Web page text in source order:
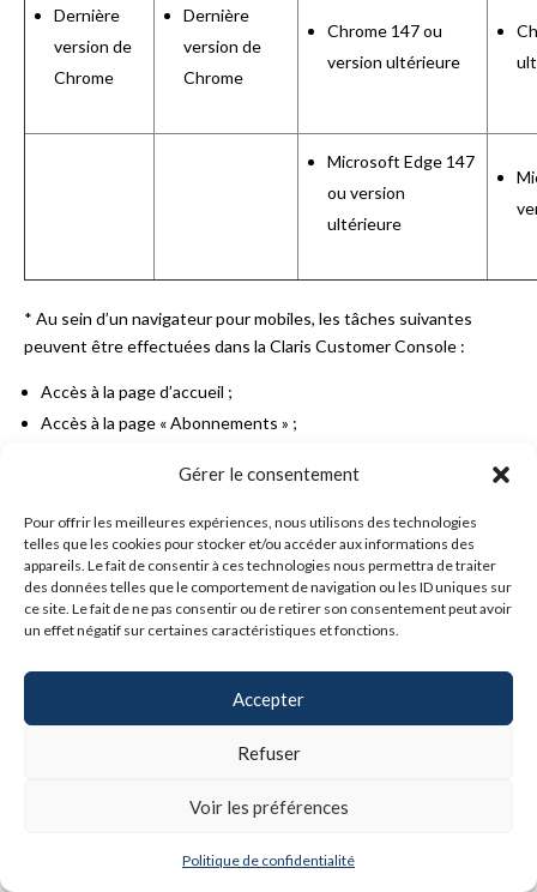
Gérer le consentement
Pour offrir les meilleures expériences, nous utilisons des technologies
telles que les cookies pour stocker et/ou accéder aux informations des
appareils. Le fait de consentir à ces technologies nous permettra de traiter
des données telles que le comportement de navigation ou les ID uniques sur
ce site. Le fait de ne pas consentir ou de retirer son consentement peut avoir
un effet négatif sur certaines caractéristiques et fonctions.
Accepter
Refuser
Voir les préférences
Politique de confidentialité
Dernière
version de
Chrome
Dernière
version de
Chrome
Chrome 147 ou
version ultérieure
Microsoft Edge 147
ou version
ultérieure
* Au sein d’un navigateur pour mobiles, les tâches suivantes
peuvent être effectuées dans la Claris Customer Console :
Accès à la page d’accueil ;
Accès à la page « Abonnements » ;
Connexion avec un Claris ID.
Configuration matérielle recommandée
pour la publication Web
Nombre de clients
Configuration FileMaker Server
Déploiement sur une seule
machine pour Windows et macOS
machine pour Linux
Déploiement sur plusieurs